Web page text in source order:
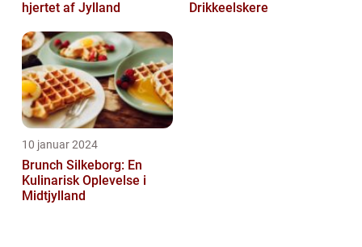
hjertet af Jylland
Drikkeelskere
10 januar 2024
Brunch Silkeborg: En
Kulinarisk Oplevelse i
Midtjylland